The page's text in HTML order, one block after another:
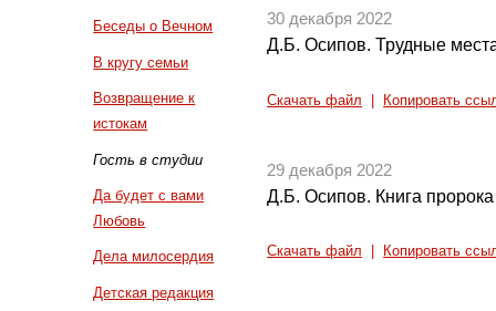
Беседы о Вечном
В кругу семьи
Возвращение к
истокам
Гость в студии
Да будет с вами
Любовь
Дела милосердия
Детская редакция
30 декабря 2022
Д.Б. Осипов. Трудные
Скачать файл Копировать
29 декабря 2022
Д.Б. Осипов. Книга
Скачать файл Копировать